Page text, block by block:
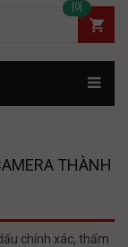
[0]
THÀNH
chính xác, thẩm